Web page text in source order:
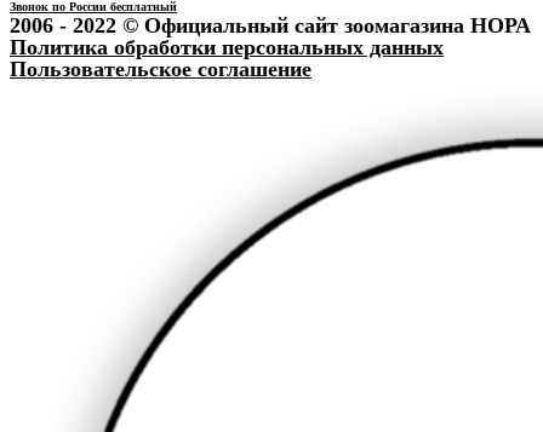
Звонок по России бесплатный
2006 - 2022 © Официальный сайт зоомагазина НОРА
Политика обработки персональных данных
Пользовательское соглашение